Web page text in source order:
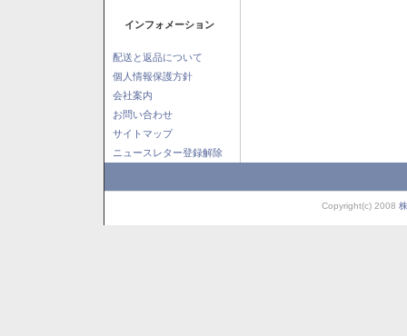
インフォメーション
配送と返品について
個人情報保護方針
会社案内
お問い合わせ
サイトマップ
ニュースレター登録解除
Copyright(c) 2008